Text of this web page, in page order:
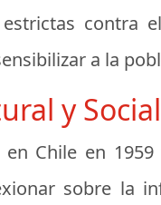
contra
a la
y Social
en Chile en
sobre la